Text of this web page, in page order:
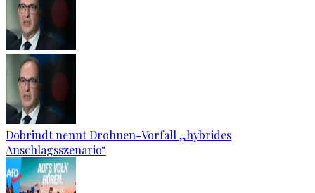
Dobrindt nennt Drohnen-Vorfall „hybrides
Anschlagsszenario“